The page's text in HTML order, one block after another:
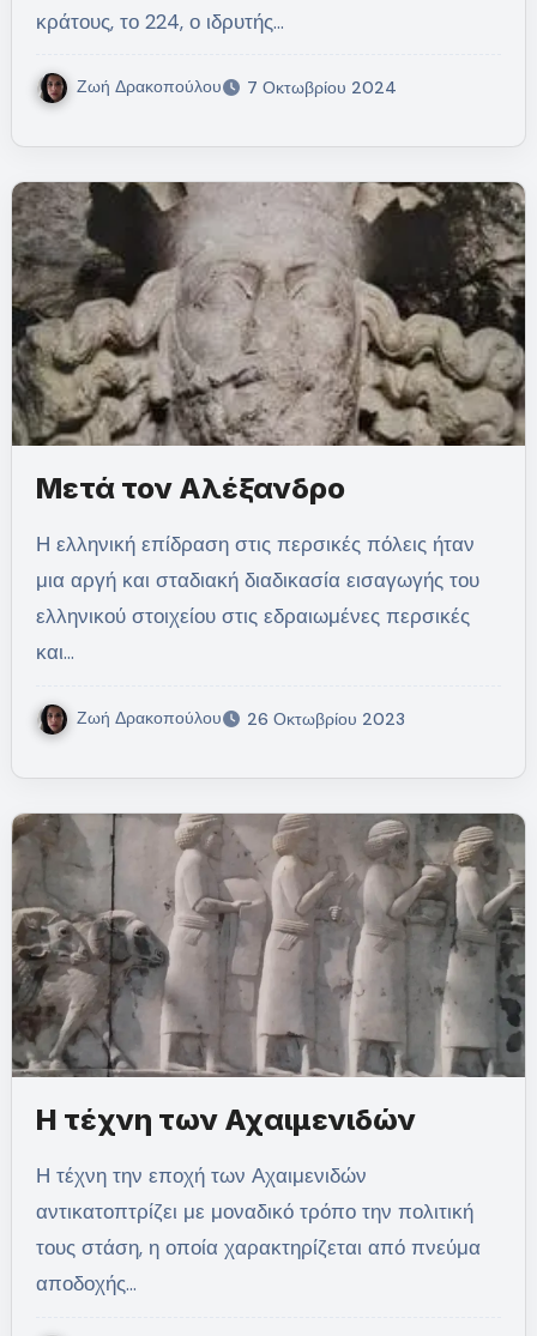
κράτους, το 224, ο ιδρυτής…
Ζωή Δρακοπούλου 7 Οκτωβρίου 2024
Μετά τον Αλέξανδρο
Η ελληνική επίδραση στις περσικές πόλεις ήταν
μια αργή και σταδιακή διαδικασία εισαγωγής του
ελληνικού στοιχείου στις εδραιωμένες περσικές
και…
Ζωή Δρακοπούλου 26 Οκτωβρίου 2023
Η τέχνη των Αχαιμενιδών
Η τέχνη την εποχή των Αχαιμενιδών
αντικατοπτρίζει με μοναδικό τρόπο την πολιτική
τους στάση, η οποία χαρακτηρίζεται από πνεύμα
αποδοχής…